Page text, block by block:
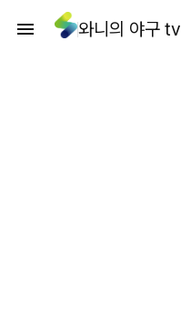
와니의 야구 tv